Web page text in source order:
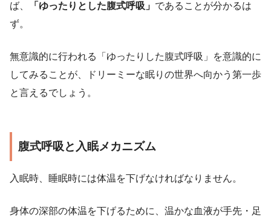
ば、
「ゆったりとした腹式呼吸」 であることが分かるは
ず。
無意識的に行われる「ゆったりした腹式呼吸」を意識的に
してみることが、ドリーミーな眠りの世界へ向かう第一歩
と言えるでしょう。
腹式呼吸と入眠メカニズム
入眠時、睡眠時には体温を下げなければなりません。
身体の深部の体温を下げるために、温かな血液が手先・足